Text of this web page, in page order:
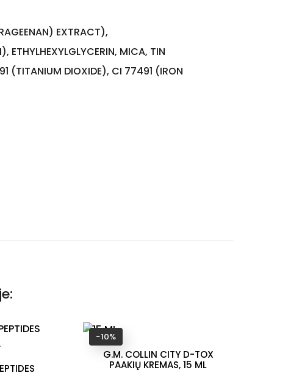
EXTRACT),
ETHYLHEXYLGLYCERIN, MICA, TIN
(TITANIUM DIOXIDE), CI 77491 (IRON
G.M. COLLIN CITY D-TOX
PAAKIŲ KREMAS, 15 ML
−10%